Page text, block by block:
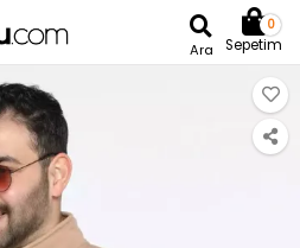
Ara
0
Sepetim